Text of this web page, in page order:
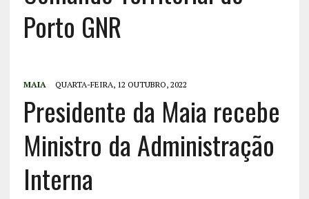
Porto GNR
MAIA QUARTA-FEIRA, 12 OUTUBRO, 2022
Presidente da Maia recebe
Ministro da Administração
Interna